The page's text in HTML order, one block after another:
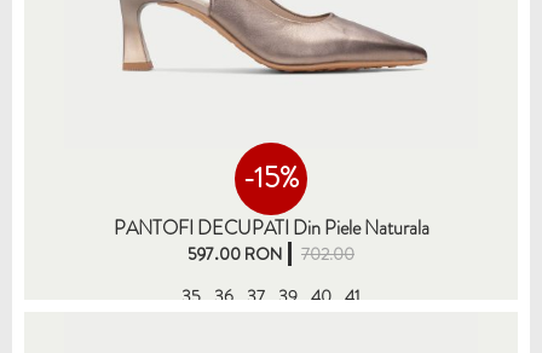
-15%
PANTOFI DECUPATI Din Piele Naturala
597.00 RON
702.00
35 36 37 39 40 41